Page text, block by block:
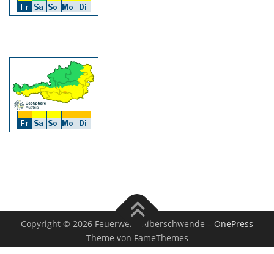
Copyright © 2026 Feuerwehr Alberschwende – OnePress
Theme von FameThemes